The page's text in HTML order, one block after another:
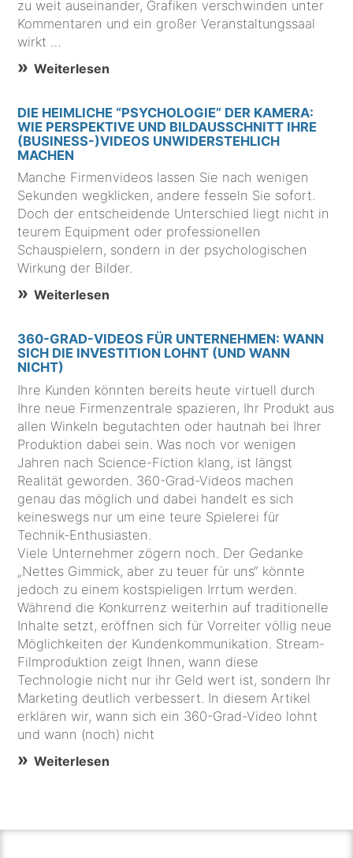
zu weit auseinander, Grafiken verschwinden unter
Kommentaren und ein großer Veranstaltungssaal
wirkt …
Weiterlesen
DIE HEIMLICHE “PSYCHOLOGIE” DER KAMERA:
WIE PERSPEKTIVE UND BILDAUSSCHNITT IHRE
(BUSINESS-)VIDEOS UNWIDERSTEHLICH
MACHEN
Manche Firmenvideos lassen Sie nach wenigen
Sekunden wegklicken, andere fesseln Sie sofort.
Doch der entscheidende Unterschied liegt nicht in
teurem Equipment oder professionellen
Schauspielern, sondern in der psychologischen
Wirkung der Bilder.
Weiterlesen
360-GRAD-VIDEOS FÜR UNTERNEHMEN: WANN
SICH DIE INVESTITION LOHNT (UND WANN
NICHT)
Ihre Kunden könnten bereits heute virtuell durch
Ihre neue Firmenzentrale spazieren, Ihr Produkt aus
allen Winkeln begutachten oder hautnah bei Ihrer
Produktion dabei sein. Was noch vor wenigen
Jahren nach Science-Fiction klang, ist längst
Realität geworden. 360-Grad-Videos machen
genau das möglich und dabei handelt es sich
keineswegs nur um eine teure Spielerei für
Technik-Enthusiasten.
Viele Unternehmer zögern noch. Der Gedanke
„Nettes Gimmick, aber zu teuer für uns“ könnte
jedoch zu einem kostspieligen Irrtum werden.
Während die Konkurrenz weiterhin auf traditionelle
Inhalte setzt, eröffnen sich für Vorreiter völlig neue
Möglichkeiten der Kundenkommunikation. Stream-
Filmproduktion zeigt Ihnen, wann diese
Technologie nicht nur ihr Geld wert ist, sondern Ihr
Marketing deutlich verbessert. In diesem Artikel
erklären wir, wann sich ein 360-Grad-Video lohnt
und wann (noch) nicht
Weiterlesen